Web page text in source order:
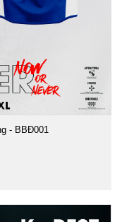
- BBĐ001